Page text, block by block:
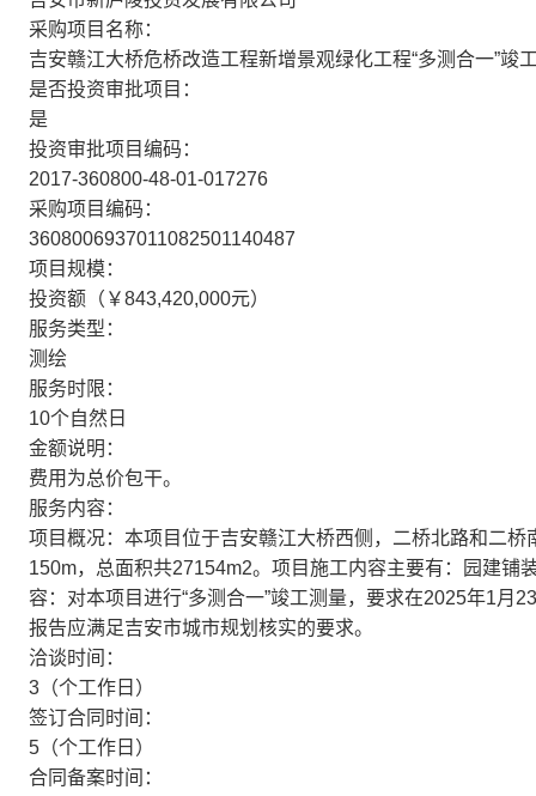
采购项目名称：
吉安赣江大桥危桥改造工程新增景观绿化工程“多测合一”竣
是否投资审批项目：
是
投资审批项目编码：
2017-360800-48-01-017276
采购项目编码：
3608006937011082501140487
项目规模：
投资额（￥843,420,000元）
服务类型：
测绘
服务时限：
10个自然日
金额说明：
费用为总价包干。
服务内容：
项目概况：本项目位于吉安赣江大桥西侧，二桥北路和二
150m，总面积共27154m2。项目施工内容主要有：园建铺
容：对本项目进行“多测合一”竣工测量，要求在2025年1月
报告应满足吉安市城市规划核实的要求。
洽谈时间：
3（个工作日）
签订合同时间：
5（个工作日）
合同备案时间：